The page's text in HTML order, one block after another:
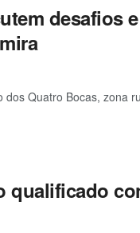
desafios
Quatro Bocas, zona
qualificado